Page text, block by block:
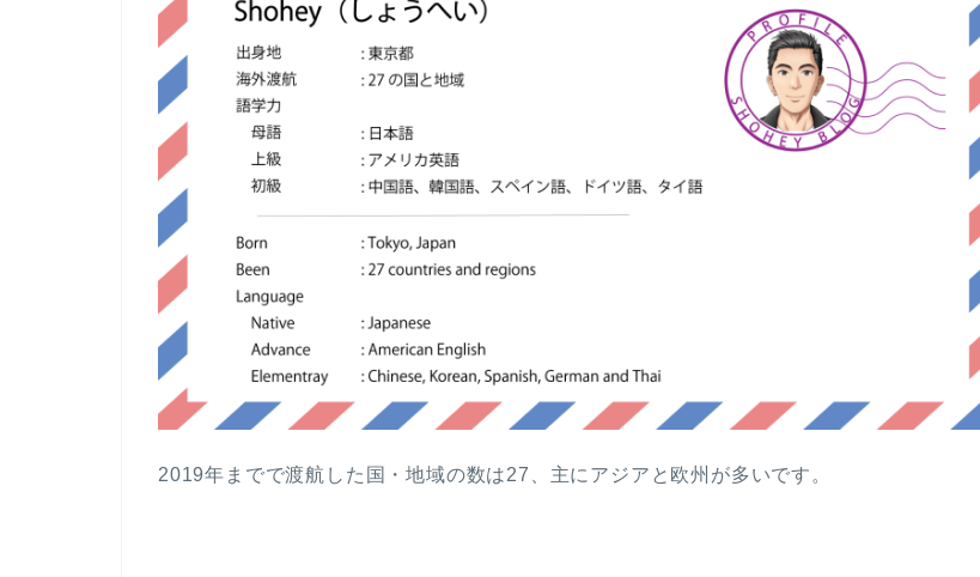
2019年までで渡航した国・地域の数は27、主にアジアと欧州が多いです。